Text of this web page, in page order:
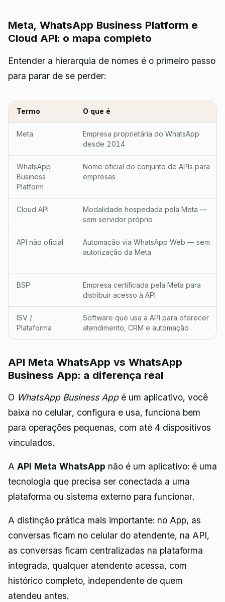
Meta, WhatsApp Business Platform e
Cloud API: o mapa completo
Entender a hierarquia de nomes é o primeiro passo
para parar de se perder:
Termo O que é
Meta
Empresa proprietária do WhatsApp
desde 2014
WhatsApp
Business
Platform
Nome oficial do conjunto de APIs para
empresas
Cloud API
Modalidade hospedada pela Meta —
sem servidor próprio
API não oficial
Automação via WhatsApp Web — sem
autorização da Meta
BSP
Empresa certificada pela Meta para
distribuir acesso à API
ISV /
Plataforma
Software que usa a API para oferecer
atendimento, CRM e automação
API Meta WhatsApp vs WhatsApp
Business App: a diferença real
O WhatsApp Business Appé um aplicativo, você
baixa no celular, configura e usa, funciona bem
para operações pequenas, com até 4 dispositivos
vinculados.
A API Meta WhatsApp não é um aplicativo: é uma
tecnologia que precisa ser conectada a uma
plataforma ou sistema externo para funcionar.
A distinção prática mais importante: no App, as
conversas ficam no celular do atendente, na API,
as conversas ficam centralizadas na plataforma
integrada, qualquer atendente acessa, com
histórico completo, independente de quem
atendeu antes.